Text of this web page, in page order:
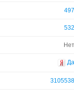
497
532
Нет
Да
3105538